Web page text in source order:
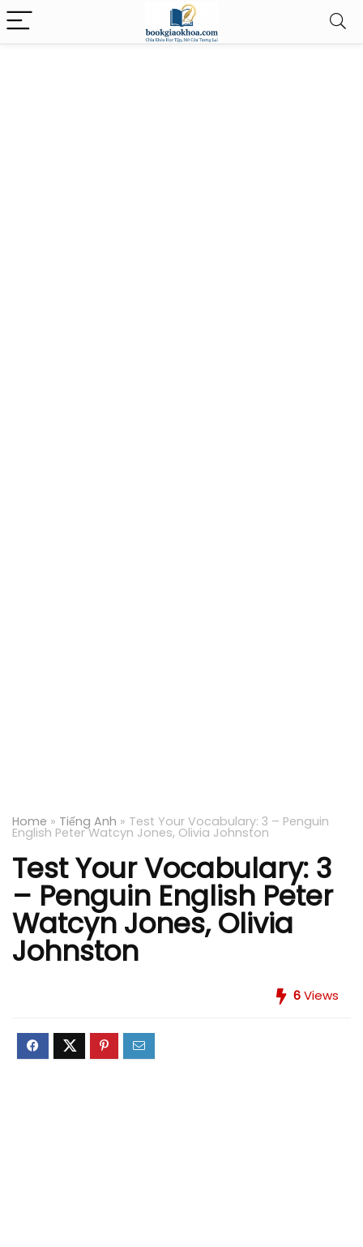
Home » Tiếng Anh » Test Your Vocabulary: 3 – Penguin
English Peter Watcyn Jones, Olivia Johnston
Test Your Vocabulary: 3
– Penguin English Peter
Watcyn Jones, Olivia
Johnston
6Views